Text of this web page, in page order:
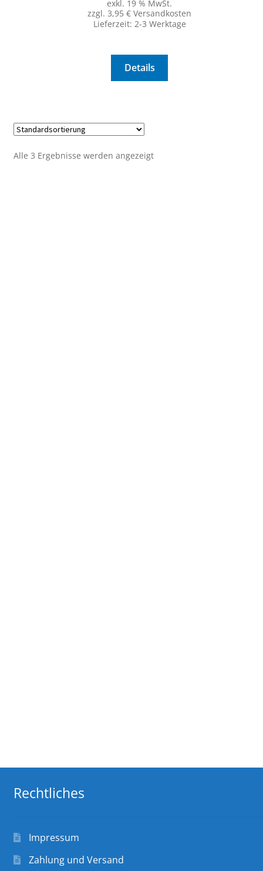
exkl. 19 % MwSt.
zzgl. 3,95 € Versandkosten
Lieferzeit: 2-3 Werktage
Details
Alle 3 Ergebnisse werden angezeigt
Rechtliches
Impressum
Zahlung und Versand